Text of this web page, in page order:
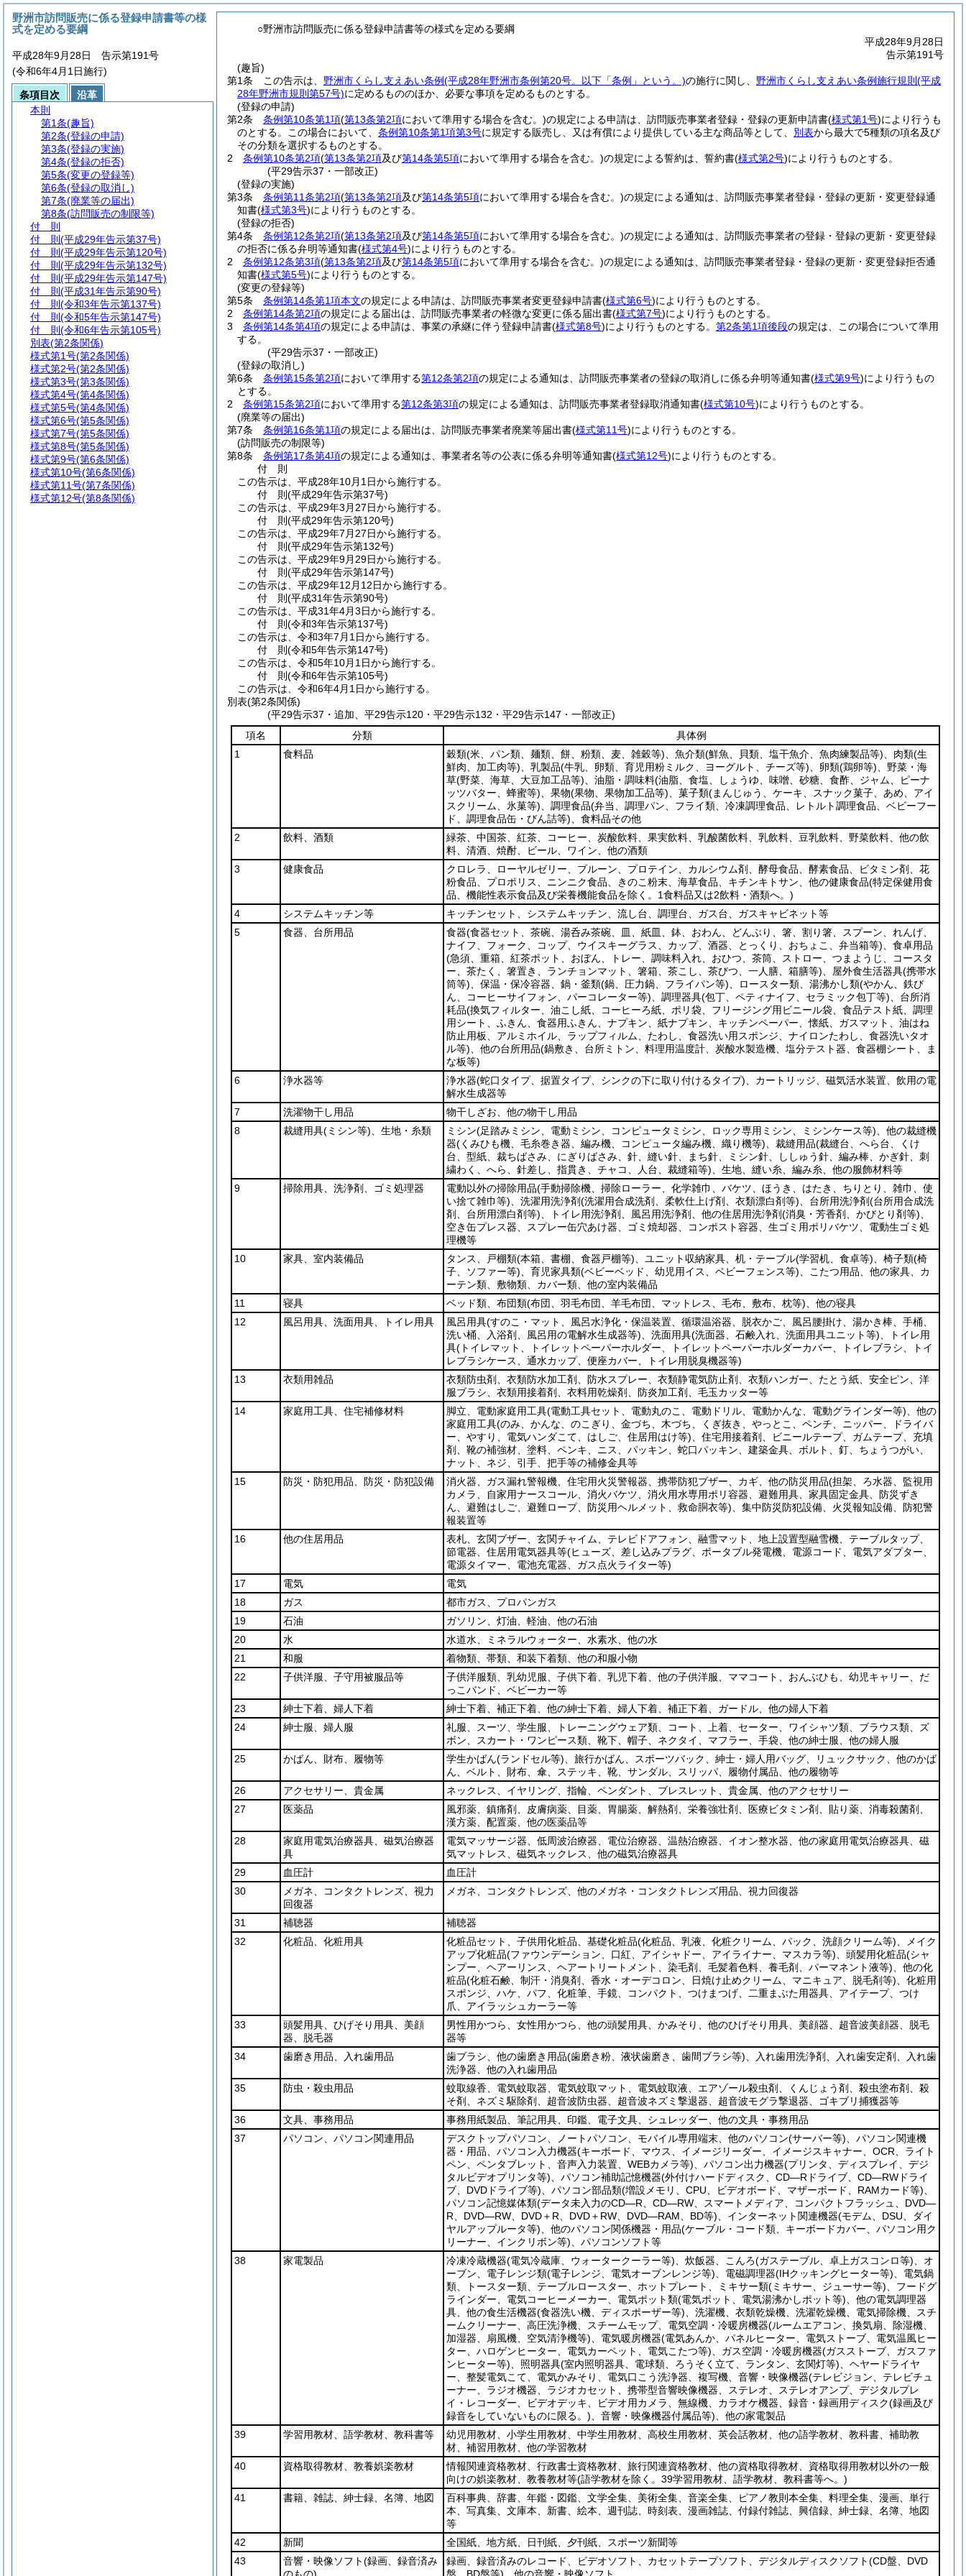
○野洲市訪問販売に係る登録申請書等の様式を定める要綱
平成28年9月28日
告示第191号
(趣旨)
第1条
この告示は、 野洲市くらし支えあい条例(平成28年野洲市条例第20号。以下「条例」という。)の施行に関し、 野洲市くらし支えあい条例施行規則 (平成
28年野洲市規則第57号)に定めるもののほか、必要な事項を定めるものとする。
(登録の申請)
第2条
条例第10条第1項(第13条第2項において準用する場合を含む。)の規定による申請は、訪問販売事業者登録・登録の更新申請書(様式第1号)により行うも
のとする。
この場合において、 条例第10条第1項第3号に規定する販売し、又は有償により提供している主な商品等として、 別表から最大で5種類の項名及び
その分類を選択するものとする。
2
条例第10条第2項(第13条第2項及び第14条第5項において準用する場合を含む。)の規定による誓約は、誓約書(様式第2号)により行うものとする。
(平29告示37・一部改正)
(登録の実施)
第3条
条例第11条第2項(第13条第2項及び第14条第5項において準用する場合を含む。)の規定による通知は、訪問販売事業者登録・登録の更新・変更登録通
知書(様式第3号)により行うものとする。
(登録の拒否)
第4条
条例第12条第2項(第13条第2項及び第14条第5項において準用する場合を含む。)の規定による通知は、訪問販売事業者の登録・登録の更新・変更登録
の拒否に係る弁明等通知書(様式第4号)により行うものとする。
2
条例第12条第3項(第13条第2項及び第14条第5項において準用する場合を含む。)の規定による通知は、訪問販売事業者登録・登録の更新・変更登録拒否通
知書(様式第5号)により行うものとする。
(変更の登録等)
第5条
条例第14条第1項本文の規定による申請は、訪問販売事業者変更登録申請書(様式第6号)により行うものとする。
2
条例第14条第2項の規定による届出は、訪問販売事業者の軽微な変更に係る届出書(様式第7号)により行うものとする。
3
条例第14条第4項の規定による申請は、事業の承継に伴う登録申請書(様式第8号)により行うものとする。 第2条第1項後段の規定は、この場合について準用
する。
(平29告示37・一部改正)
(登録の取消し)
第6条
条例第15条第2項において準用する第12条第2項の規定による通知は、訪問販売事業者の登録の取消しに係る弁明等通知書(様式第9号)により行うもの
とする。
2
条例第15条第2項において準用する第12条第3項の規定による通知は、訪問販売事業者登録取消通知書(様式第10号)により行うものとする。
(廃業等の届出)
第7条
条例第16条第1項の規定による届出は、訪問販売事業者廃業等届出書(様式第11号)により行うものとする。
(訪問販売の制限等)
第8条
条例第17条第4項の規定による通知は、事業者名等の公表に係る弁明等通知書(様式第12号)により行うものとする。
付 則
この告示は、平成28年10月1日から施行する。
付 則(平成29年告示第37号)
この告示は、平成29年3月27日から施行する。
付 則(平成29年告示第120号)
この告示は、平成29年7月27日から施行する。
付 則(平成29年告示第132号)
この告示は、平成29年9月29日から施行する。
付 則(平成29年告示第147号)
この告示は、平成29年12月12日から施行する。
付 則(平成31年告示第90号)
この告示は、平成31年4月3日から施行する。
付 則(令和3年告示第137号)
この告示は、令和3年7月1日から施行する。
付 則(令和5年告示第147号)
この告示は、令和5年10月1日から施行する。
付 則(令和6年告示第105号)
この告示は、令和6年4月1日から施行する。
別表(第2条関係)
(平29告示37・追加、平29告示120・平29告示132・平29告示147・一部改正)
項名
分類
具体例
1
食料品 穀類(米、パン類、麺類、餅、粉類、麦、雑穀等) 、魚介類(鮮魚、貝類、塩干魚介、魚肉練製品等) 、肉類(生
鮮肉、加工肉等) 、乳製品(牛乳、卵類、育児用粉ミルク、ヨーグルト、チーズ等) 、卵類(鶏卵等) 、野菜・海
草(野菜、海草、大豆加工品等) 、油脂・調味料(油脂、食塩、しょうゆ、味噌、砂糖、食酢、ジャム、ピーナ
ッツバター、蜂蜜等) 、果物(果物、果物加工品等) 、菓子類(まんじゅう、ケーキ、スナック菓子、あめ、アイ
スクリーム、氷菓等) 、調理食品(弁当、調理パン、フライ類、冷凍調理食品、レトルト調理食品、ベビーフー
ド、調理食品缶・びん詰等) 、食料品その他
2
飲料、酒類
緑茶、中国茶、紅茶、コーヒー、炭酸飲料、果実飲料、乳酸菌飲料、乳飲料、豆乳飲料、野菜飲料、他の飲
料、清酒、焼酎、ビール、ワイン、他の酒類
3
健康食品
クロレラ、ローヤルゼリー、プルーン、プロテイン、カルシウム剤、酵母食品、酵素食品、ビタミン剤、花
粉食品、プロポリス、ニンニク食品、きのこ粉末、海草食品、キチンキトサン、他の健康食品(特定保健用食
品、機能性表示食品及び栄養機能食品を除く。1食料品又は2飲料・酒類へ。)
4
システムキッチン等
キッチンセット、システムキッチン、流し台、調理台、ガス台、ガスキャビネット等
5
食器、台所用品 食器(食器セット、茶碗、湯呑み茶碗、皿、紙皿、鉢、おわん、どんぶり、箸、割り箸、スプーン、れんげ、
ナイフ、フォーク、コップ、ウイスキーグラス、カップ、酒器、とっくり、おちょこ、弁当箱等) 、食卓用品
(急須、重箱、紅茶ポット、おぼん、トレー、調味料入れ、おひつ、茶筒、ストロー、つまようじ、コースタ
ー、茶たく、箸置き、ランチョンマット、箸箱、茶こし、茶びつ、一人膳、箱膳等) 、屋外食生活器具(携帯水
筒等) 、保温・保冷容器、鍋・釜類(鍋、圧力鍋、フライパン等) 、ロースター類、湯沸かし類(やかん、鉄び
ん、コーヒーサイフォン、パーコレーター等) 、調理器具(包丁、ペティナイフ、セラミック包丁等) 、台所消
耗品(換気フィルター、油こし紙、コーヒーろ紙、ポリ袋、フリージング用ビニール袋、食品テスト紙、調理
用シート、ふきん、食器用ふきん、ナプキン、紙ナプキン、キッチンペーパー、懐紙、ガスマット、油はね
防止用板、アルミホイル、ラップフィルム、たわし、食器洗い用スポンジ、ナイロンたわし、食器洗いタオ
ル等) 、他の台所用品(鍋敷き、台所ミトン、料理用温度計、炭酸水製造機、塩分テスト器、食器棚シート、ま
な板等)
6
浄水器等 浄水器(蛇口タイプ、据置タイプ、シンクの下に取り付けるタイプ) 、カートリッジ、磁気活水装置、飲用の電
解水生成器等
7
洗濯物干し用品
物干しざお、他の物干し用品
8
裁縫用具(ミシン等) 、生地・糸類 ミシン(足踏みミシン、電動ミシン、コンピュータミシン、ロック専用ミシン、ミシンケース等) 、他の裁縫機
器(くみひも機、毛糸巻き器、編み機、コンピュータ編み機、織り機等) 、裁縫用品(裁縫台、へら台、くけ
台、型紙、裁ちばさみ、にぎりばさみ、針、縫い針、まち針、ミシン針、ししゅう針、編み棒、かぎ針、刺
繍わく、へら、針差し、指貫き、チャコ、人台、裁縫箱等) 、生地、縫い糸、編み糸、他の服飾材料等
9
掃除用具、洗浄剤、ゴミ処理器 電動以外の掃除用品(手動掃除機、掃除ローラー、化学雑巾、バケツ、ほうき、はたき、ちりとり、雑巾、使
い捨て雑巾等) 、洗濯用洗浄剤(洗濯用合成洗剤、柔軟仕上げ剤、衣類漂白剤等) 、台所用洗浄剤(台所用合成洗
剤、台所用漂白剤等) 、トイレ用洗浄剤、風呂用洗浄剤、他の住居用洗浄剤(消臭・芳香剤、かびとり剤等)
空き缶プレス器、スプレー缶穴あけ器、ゴミ焼却器、コンポスト容器、生ゴミ用ポリバケツ、電動生ゴミ処
理機等
10
家具、室内装備品 タンス、戸棚類(本箱、書棚、食器戸棚等) 、ユニット収納家具、机・テーブル(学習机、食卓等) 、椅子類(椅
子、ソファー等) 、育児家具類(ベビーベッド、幼児用イス、ベビーフェンス等) 、こたつ用品、他の家具、カ
ーテン類、敷物類、カバー類、他の室内装備品
11
寝具 ベッド類、布団類(布団、羽毛布団、羊毛布団、マットレス、毛布、敷布、枕等) 、他の寝具
12
風呂用具、洗面用具、トイレ用具 風呂用具(すのこ・マット、風呂水浄化・保温装置、循環温浴器、脱衣かご、風呂腰掛け、湯かき棒、手桶、
洗い桶、入浴剤、風呂用の電解水生成器等) 、洗面用具(洗面器、石鹸入れ、洗面用具ユニット等) 、トイレ用
具(トイレマット、トイレットペーパーホルダー、トイレットペーパーホルダーカバー、トイレブラシ、トイ
レブラシケース、通水カップ、便座カバー、トイレ用脱臭機器等)
13
衣類用雑品
衣類防虫剤、衣類防水加工剤、防水スプレー、衣類静電気防止剤、衣類ハンガー、たとう紙、安全ピン、洋
服ブラシ、衣類用接着剤、衣料用乾燥剤、防炎加工剤、毛玉カッター等
14
家庭用工具、住宅補修材料 脚立、電動家庭用工具(電動工具セット、電動丸のこ、電動ドリル、電動かんな、電動グラインダー等) 、他の
家庭用工具(のみ、かんな、のこぎり、金づち、木づち、くぎ抜き、やっとこ、ペンチ、ニッパー、ドライバ
ー、やすり、電気ハンダこて、はしご、住居用はけ等) 、住宅用接着剤、ビニールテープ、ガムテープ、充填
剤、靴の補強材、塗料、ペンキ、ニス、パッキン、蛇口パッキン、建築金具、ボルト、釘、ちょうつがい、
ナット、ネジ、引手、把手等の補修金具等
15
防災・防犯用品、防災・防犯設備 消火器、ガス漏れ警報機、住宅用火災警報器、携帯防犯ブザー、カギ、他の防災用品(担架、ろ水器、監視用
カメラ、自家用ナースコール、消火バケツ、消火用水専用ポリ容器、避難用具、家具固定金具、防災ずき
ん、避難はしご、避難ロープ、防災用ヘルメット、救命胴衣等) 、集中防災防犯設備、火災報知設備、防犯警
報装置等
16
他の住居用品
表札、玄関ブザー、玄関チャイム、テレビドアフォン、融雪マット、地上設置型融雪機、テーブルタップ、
節電器、住居用電気器具等(ヒューズ、差し込みプラグ、ポータブル発電機、電源コード、電気アダプター、
電源タイマー、電池充電器、ガス点火ライター等)
17
電気
電気
18
ガス
都市ガス、プロパンガス
19
石油
ガソリン、灯油、軽油、他の石油
20
水
水道水、ミネラルウォーター、水素水、他の水
21
和服
着物類、帯類、和装下着類、他の和服小物
22
子供洋服、子守用被服品等
子供洋服類、乳幼児服、子供下着、乳児下着、他の子供洋服、ママコート、おんぶひも、幼児キャリー、だ
っこバンド、ベビーカー等
23
紳士下着、婦人下着
紳士下着、補正下着、他の紳士下着、婦人下着、補正下着、ガードル、他の婦人下着
24
紳士服、婦人服
礼服、スーツ、学生服、トレーニングウェア類、コート、上着、セーター、ワイシャツ類、ブラウス類、ズ
ボン、スカート・ワンピース類、靴下、帽子、ネクタイ、マフラー、手袋、他の紳士服、他の婦人服
25
かばん、財布、履物等 学生かばん(ランドセル等) 、旅行かばん、スポーツバック、紳士・婦人用バッグ、リュックサック、他のかば
ん、ベルト、財布、傘、ステッキ、靴、サンダル、スリッパ、履物付属品、他の履物等
26
アクセサリー、貴金属
ネックレス、イヤリング、指輪、ペンダント、ブレスレット、貴金属、他のアクセサリー
27
医薬品
風邪薬、鎮痛剤、皮膚病薬、目薬、胃腸薬、解熱剤、栄養強壮剤、医療ビタミン剤、貼り薬、消毒殺菌剤、
漢方薬、配置薬、他の医薬品等
28
家庭用電気治療器具、磁気治療器
具
電気マッサージ器、低周波治療器、電位治療器、温熱治療器、イオン整水器、他の家庭用電気治療器具、磁
気マットレス、磁気ネックレス、他の磁気治療器具
29
血圧計
血圧計
30
メガネ、コンタクトレンズ、視力
回復器
メガネ、コンタクトレンズ、他のメガネ・コンタクトレンズ用品、視力回復器
31 補聴器
補聴器
32
化粧品、化粧用具 化粧品セット、子供用化粧品、基礎化粧品(化粧品、乳液、化粧クリーム、パック、洗顔クリーム等) 、メイク
アップ化粧品(ファウンデーション、口紅、アイシャドー、アイライナー、マスカラ等) 、頭髪用化粧品(シャ
ンプー、ヘアーリンス、ヘアートリートメント、染毛剤、毛髪着色料、養毛剤、パーマネント液等) 、他の化
粧品(化粧石鹸、制汗・消臭剤、香水・オーデコロン、日焼け止めクリーム、マニキュア、脱毛剤等) 、化粧用
スポンジ、ハケ、パフ、化粧筆、手鏡、コンパクト、つけまつげ、二重まぶた用器具、アイテープ、つけ
爪、アイラッシュカーラー等
33
頭髪用具、ひげそり用具、美顔
器、脱毛器
男性用かつら、女性用かつら、他の頭髪用具、かみそり、他のひげそり用具、美顔器、超音波美顔器、脱毛
器等
34
歯磨き用品、入れ歯用品 歯ブラシ、他の歯磨き用品(歯磨き粉、液状歯磨き、歯間ブラシ等) 、入れ歯用洗浄剤、入れ歯安定剤、入れ歯
洗浄器、他の入れ歯用品
35
防虫・殺虫用品
蚊取線香、電気蚊取器、電気蚊取マット、電気蚊取液、エアゾール殺虫剤、くんじょう剤、殺虫塗布剤、殺
そ剤、ネズミ駆除剤、超音波防虫器、超音波ネズミ撃退器、超音波モグラ撃退器、ゴキブリ捕獲器等
36
文具、事務用品
事務用紙製品、筆記用具、印鑑、電子文具、シュレッダー、他の文具・事務用品
37
パソコン、パソコン関連用品 デスクトップパソコン、ノートパソコン、モバイル専用端末、他のパソコン(サーバー等) 、パソコン関連機
器・用品、パソコン入力機器(キーボード、マウス、イメージリーダー、イメージスキャナー、OCR、ライト
ペン、ペンタブレット、音声入力装置、WEBカメラ等) 、パソコン出力機器(プリンタ、ディスプレイ、デジ
タルビデオプリンタ等) 、パソコン補助記憶機器(外付けハードディスク、CD―Rドライブ、CD―RWドライ
ブ、DVDドライブ等) 、パソコン部品類(増設メモリ、CPU、ビデオボード、マザーボード、RAMカード等)
パソコン記憶媒体類(データ未入力のCD―R、CD―RW、スマートメディア、コンパクトフラッシュ、DVD―
R、DVD―RW、DVD＋R、DVD＋RW、DVD―RAM、BD等) 、インターネット関連機器(モデム、DSU、ダイ
ヤルアップルータ等) 、他のパソコン関係機器・用品(ケーブル・コード類、キーボードカバー、パソコン用ク
リーナー、インクリボン等) 、パソコンソフト等
38
家電製品 冷凍冷蔵機器(電気冷蔵庫、ウォータークーラー等) 、炊飯器、こんろ(ガステーブル、卓上ガスコンロ等) 、オ
ーブン、電子レンジ類(電子レンジ、電気オーブンレンジ等) 、電磁調理器(IHクッキングヒーター等) 、電気鍋
類、トースター類、テーブルロースター、ホットプレート、ミキサー類(ミキサー、ジューサー等) 、フードグ
ラインダー、電気コーヒーメーカー、電気ポット類(電気ポット、電気湯沸かしポット等) 、他の電気調理器
具、他の食生活機器(食器洗い機、ディスポーザー等) 、洗濯機、衣類乾燥機、洗濯乾燥機、電気掃除機、スチ
ームクリーナー、高圧洗浄機、スチームモップ、電気空調・冷暖房機器(ルームエアコン、換気扇、除湿機、
加湿器、扇風機、空気清浄機等) 、電気暖房機器(電気あんか、パネルヒーター、電気ストーブ、電気温風ヒー
ター、ハロゲンヒーター、電気カーペット、電気こたつ等) 、ガス空調・冷暖房機器(ガスストーブ、ガスファ
ンヒーター等) 、照明器具(室内照明器具、電球類、ろうそく立て、ランタン、玄関灯等) 、ヘヤードライヤ
ー、整髪電気こて、電気かみそり、電気口こう洗浄器、複写機、音響・映像機器(テレビジョン、テレビチュ
ーナー、ラジオ機器、ラジオカセット、携帯型音響映像機器、ステレオ、ステレオアンプ、デジタルプレ
イ・レコーダー、ビデオデッキ、ビデオ用カメラ、無線機、カラオケ機器、録音・録画用ディスク(録画及び
録音をしていないものに限る。) 、音響・映像機器付属品等) 、他の家電製品
39
学習用教材、語学教材、教科書等
幼児用教材、小学生用教材、中学生用教材、高校生用教材、英会話教材、他の語学教材、教科書、補助教
材、補習用教材、他の学習教材
40
資格取得教材、教養娯楽教材
情報関連資格教材、行政書士資格教材、旅行関連資格教材、他の資格取得教材、資格取得用教材以外の一般
向けの娯楽教材、教養教材等(語学教材を除く。39学習用教材、語学教材、教科書等へ。)
41
書籍、雑誌、紳士録、名簿、地図
百科事典、辞書、年鑑・図鑑、文学全集、美術全集、音楽全集、ピアノ教則本全集、料理全集、漫画、単行
本、写真集、文庫本、新書、絵本、週刊誌、時刻表、漫画雑誌、付録付雑誌、興信録、紳士録、名簿、地図
等
42
新聞
全国紙、地方紙、日刊紙、夕刊紙、スポーツ新聞等
43
音響・映像ソフト(録画、録音済み
録画、録音済みのレコード、ビデオソフト、カセットテープソフト、デジタルディスクソフト(CD盤、DVD
野洲市訪問販売に係る登録申請書等の様
式を定める要綱
平成28年9月28日 告示第191号
(令和6年4月1日施行)
条項目次
沿革
本則
第1条(趣旨)
第2条(登録の申請)
第3条(登録の実施)
第4条(登録の拒否)
第5条(変更の登録等)
第6条(登録の取消し)
第7条(廃業等の届出)
第8条(訪問販売の制限等)
付 則
付 則 (平成29年告示第37号)
付 則 (平成29年告示第120号)
付 則 (平成29年告示第132号)
付 則 (平成29年告示第147号)
付 則 (平成31年告示第90号)
付 則 (令和3年告示第137号)
付 則 (令和5年告示第147号)
付 則 (令和6年告示第105号)
別表(第2条関係)
様式第1号(第2条関係)
様式第2号(第2条関係)
様式第3号(第3条関係)
様式第4号(第4条関係)
様式第5号(第4条関係)
様式第6号(第5条関係)
様式第7号(第5条関係)
様式第8号(第5条関係)
様式第9号(第6条関係)
様式第10号(第6条関係)
様式第11号(第7条関係)
様式第12号(第8条関係)